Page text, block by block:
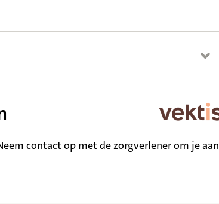
contact op met de zorgverlener om je aan